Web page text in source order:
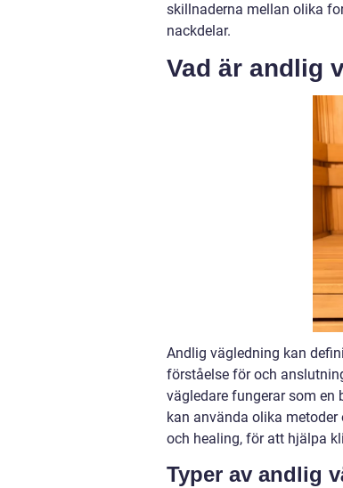
skillnaderna mellan olika
nackdelar.
Vad är andlig
Andlig vägledning kan
förståelse för och
vägledare fungerar som en
kan använda olika
och healing, för att hjälpa
Typer av andlig